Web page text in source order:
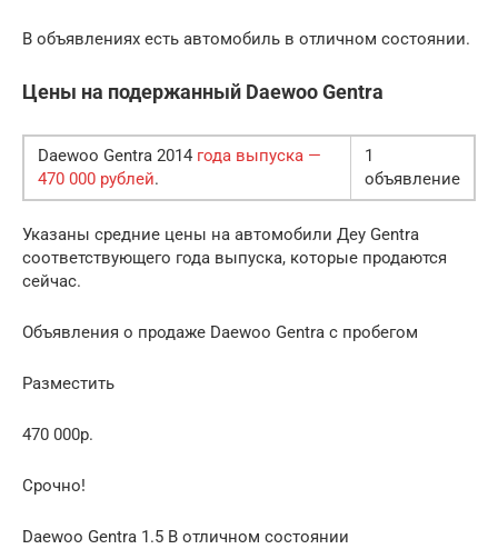
В объявлениях есть автомобиль в отличном состоянии.
Цены на подержанный Daewoo Gentra
Daewoo Gentra 2014 года выпуска —
470 000 рублей.
1
объявление
Указаны средние цены на автомобили Деу Gentra
соответствующего года выпуска, которые продаются
сейчас.
Объявления о продаже Daewoo Gentra с пробегом
Разместить
470 000р.
Срочно!
Daewoo Gentra 1.5 В отличном состоянии